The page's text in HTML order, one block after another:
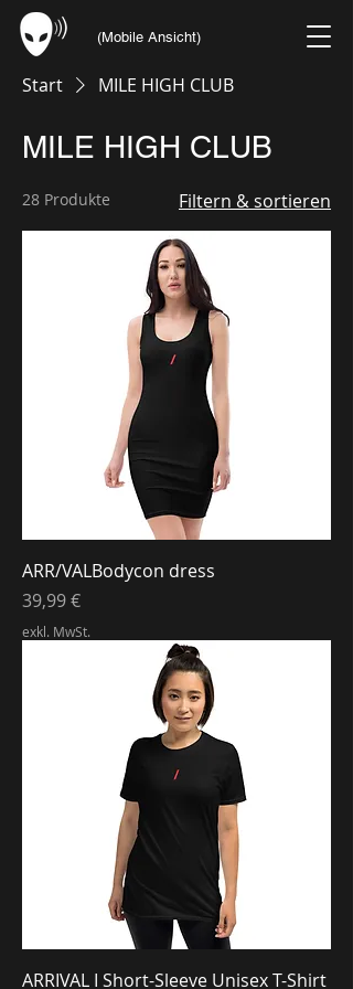
(Mobile Ansicht)
Start MILE HIGH CLUB
MILE HIGH CLUB
28 Produkte Filtern & sortieren
ARR/VALBodycon dress
Preis
39,99 €
exkl. MwSt.
ARRIVAL I Short-Sleeve Unisex T-Shirt